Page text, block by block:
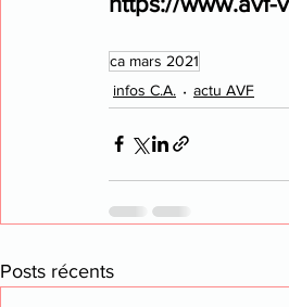
ca mars 2021
infos C.A.
actu AVF
Posts récents